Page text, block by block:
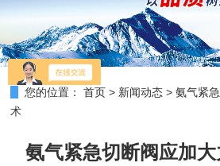
您的位置： 首页 > 新闻动态 >氨气紧
术
氨气紧急切断阀应加